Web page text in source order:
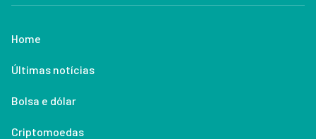
Home
Últimas notícias
Bolsa e dólar
Criptomoedas